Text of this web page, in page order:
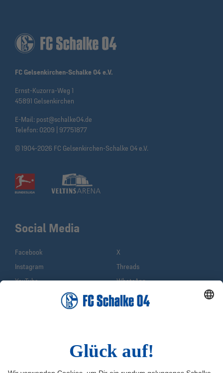
FC Gelsenkirchen-Schalke 04 e.V.
Ernst-Kuzorra-Weg 1
45891 Gelsenkirchen
E-Mail: post@schalke04.de
Telefon: 0209 | 97751877
© 1904-2026 FC Gelsenkirchen-Schalke 04 e.V.
Social Media
Facebook
X
Instagram
Threads
YouTube
WhatsApp
Sina Weibo